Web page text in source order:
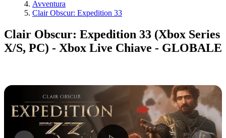
Avventura
Clair Obscur: Expedition 33
Clair Obscur: Expedition 33 (Xbox Series
X/S, PC) - Xbox Live Chiave - GLOBALE